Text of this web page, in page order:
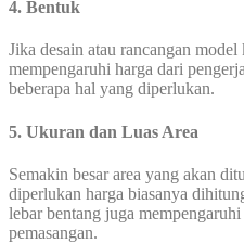
4. Bentuk
Jika desain atau rancangan
mempengaruhi harga dari
beberapa hal yang diperlukan.
5. Ukuran dan Luas Area
Semakin besar area yang akan
diperlukan harga biasanya
lebar bentang juga
pemasangan.